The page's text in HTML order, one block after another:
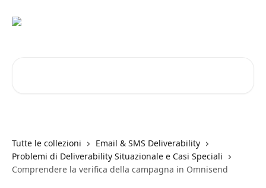
Tutte le collezioni
Email & SMS Deliverability
Problemi di Deliverability Situazionale e Casi Speciali
Comprendere la verifica della campagna in Omnisend